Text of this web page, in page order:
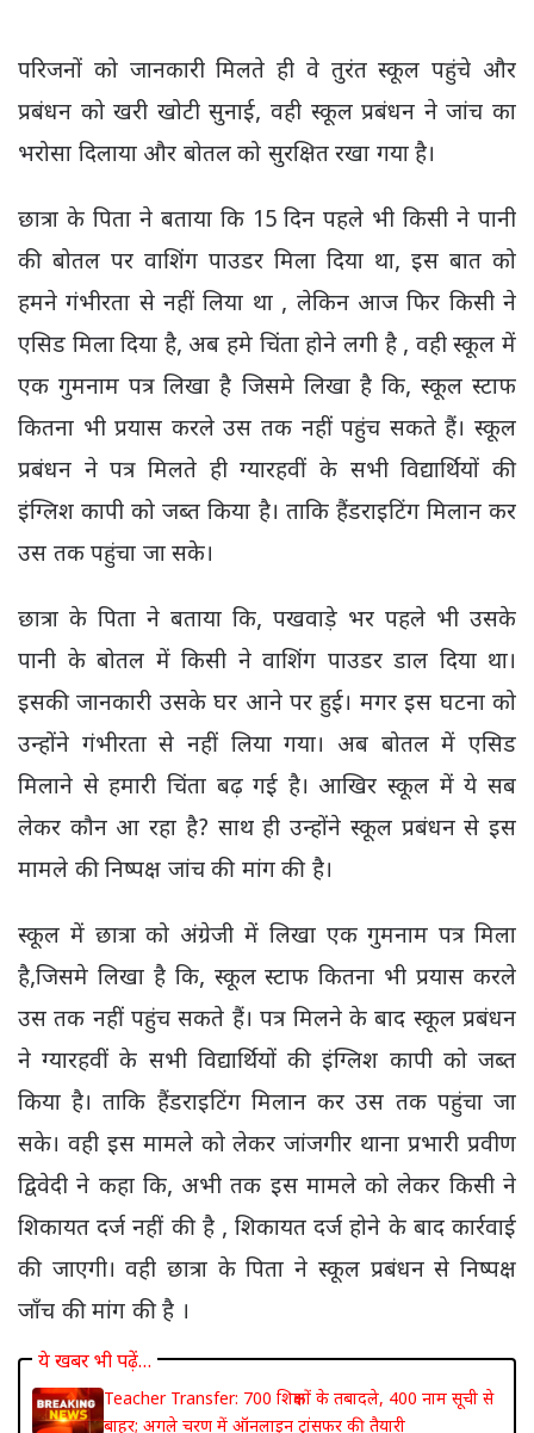
परिजनों को जानकारी मिलते ही वे तुरंत स्कूल पहुंचे और
प्रबंधन को खरी खोटी सुनाई, वही स्कूल प्रबंधन ने जांच का
भरोसा दिलाया और बोतल को सुरक्षित रखा गया है।
छात्रा के पिता ने बताया कि 15 दिन पहले भी किसी ने पानी
की बोतल पर वाशिंग पाउडर मिला दिया था, इस बात को
हमने गंभीरता से नहीं लिया था , लेकिन आज फिर किसी ने
एसिड मिला दिया है, अब हमे चिंता होने लगी है , वही स्कूल में
एक गुमनाम पत्र लिखा है जिसमे लिखा है कि, स्कूल स्टाफ
कितना भी प्रयास करले उस तक नहीं पहुंच सकते हैं। स्कूल
प्रबंधन ने पत्र मिलते ही ग्यारहवीं के सभी विद्यार्थियों की
इंग्लिश कापी को जब्त किया है। ताकि हैंडराइटिंग मिलान कर
उस तक पहुंचा जा सके।
छात्रा के पिता ने बताया कि, पखवाड़े भर पहले भी उसके
पानी के बोतल में किसी ने वाशिंग पाउडर डाल दिया था।
इसकी जानकारी उसके घर आने पर हुई। मगर इस घटना को
उन्होंने गंभीरता से नहीं लिया गया। अब बोतल में एसिड
मिलाने से हमारी चिंता बढ़ गई है। आखिर स्कूल में ये सब
लेकर कौन आ रहा है? साथ ही उन्होंने स्कूल प्रबंधन से इस
मामले की निष्पक्ष जांच की मांग की है।
स्कूल में छात्रा को अंग्रेजी में लिखा एक गुमनाम पत्र मिला
है,जिसमे लिखा है कि, स्कूल स्टाफ कितना भी प्रयास करले
उस तक नहीं पहुंच सकते हैं। पत्र मिलने के बाद स्कूल प्रबंधन
ने ग्यारहवीं के सभी विद्यार्थियों की इंग्लिश कापी को जब्त
किया है। ताकि हैंडराइटिंग मिलान कर उस तक पहुंचा जा
सके। वही इस मामले को लेकर जांजगीर थाना प्रभारी प्रवीण
द्विवेदी ने कहा कि, अभी तक इस मामले को लेकर किसी ने
शिकायत दर्ज नहीं की है , शिकायत दर्ज होने के बाद कार्रवाई
की जाएगी। वही छात्रा के पिता ने स्कूल प्रबंधन से निष्पक्ष
जाँच की मांग की है ।
ये खबर भी पढ़ें…
Teacher Transfer: 700 शिक्षकों के तबादले, 400 नाम सूची से
बाहर; अगले चरण में ऑनलाइन ट्रांसफर की तैयारी